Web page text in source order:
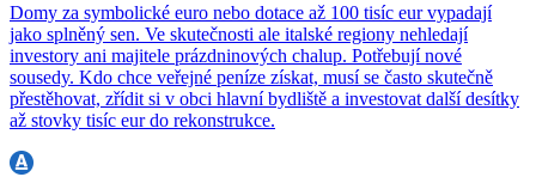
Domy za symbolické euro nebo dotace až 100 tisíc eur vypadají
jako splněný sen. Ve skutečnosti ale italské regiony nehledají
investory ani majitele prázdninových chalup. Potřebují nové
sousedy. Kdo chce veřejné peníze získat, musí se často skutečně
přestěhovat, zřídit si v obci hlavní bydliště a investovat další desítky
až stovky tisíc eur do rekonstrukce.